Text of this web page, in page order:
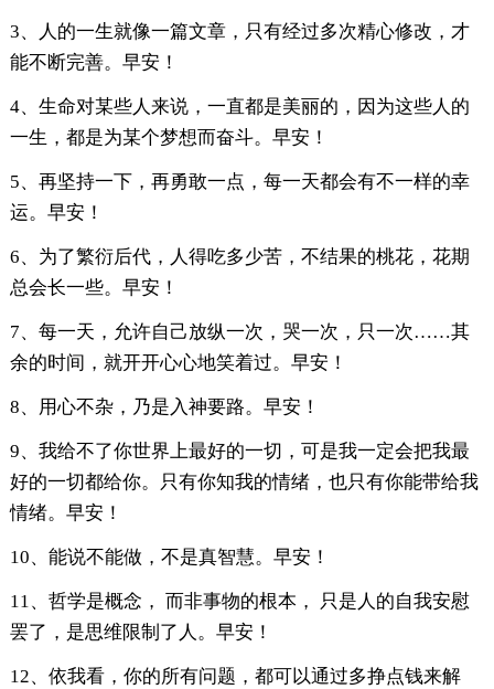
3、人的一生就像一篇文章，只有经过多次精心修改，才
能不断完善。早安！
4、生命对某些人来说，一直都是美丽的，因为这些人的
一生，都是为某个梦想而奋斗。早安！
5、再坚持一下，再勇敢一点，每一天都会有不一样的幸
运。早安！
6、为了繁衍后代，人得吃多少苦，不结果的桃花，花期
总会长一些。早安！
7、每一天，允许自己放纵一次，哭一次，只一次……其
余的时间，就开开心心地笑着过。早安！
8、用心不杂，乃是入神要路。早安！
9、我给不了你世界上最好的一切，可是我一定会把我最
好的一切都给你。只有你知我的情绪，也只有你能带给我
情绪。早安！
10、能说不能做，不是真智慧。早安！
11、哲学是概念， 而非事物的根本， 只是人的自我安慰
罢了，是思维限制了人。早安！
12、依我看，你的所有问题，都可以通过多挣点钱来解